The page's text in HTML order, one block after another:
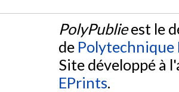
PolyPublieest le
de
Site développé à
EPrints.